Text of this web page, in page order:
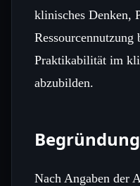
klinisches Denken,
Praktikabilität im
abzubilden.
Begründung
Nach Angaben der